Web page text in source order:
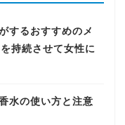
するおすすめのメ
持続させて女性に
水の使い方と注意